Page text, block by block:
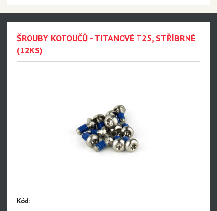
Eagle 70 Transmission
Eagle S500 - NEW!!!
Eagle S200 - NEW!!!
ŠROUBY KOTOUČŮ - TITANOVÉ T25, STŘÍBRNÉ
(12KS)
Kód: